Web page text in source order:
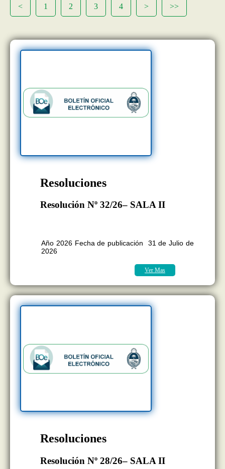
< 1 2 3 4 > >>
Resoluciones
Resolución Nº 32/26– SALA II
Año 2026 Fecha de publicación 31 de Julio de
2026
Ver Mas
Resoluciones
Resolución Nº 28/26– SALA II